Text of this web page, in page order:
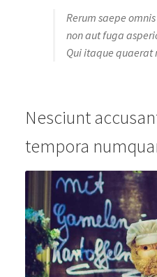
Rerum saepe
non aut fuga
Qui itaque quaerat
Nesciunt
tempora